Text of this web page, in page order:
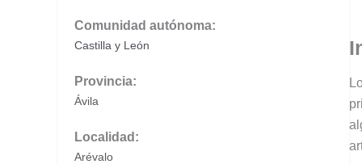
Comunidad autónoma:
Castilla y León
Provincia:
Ávila
Localidad:
Arévalo